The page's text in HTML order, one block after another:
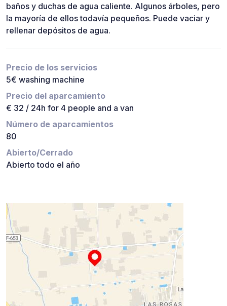
baños y duchas de agua caliente. Algunos árboles, pero
la mayoría de ellos todavía pequeños. Puede vaciar y
rellenar depósitos de agua.
Precio de los servicios
5€ washing machine
Precio del aparcamiento
€ 32 / 24h for 4 people and a van
Número de aparcamientos
80
Abierto/Cerrado
Abierto todo el año